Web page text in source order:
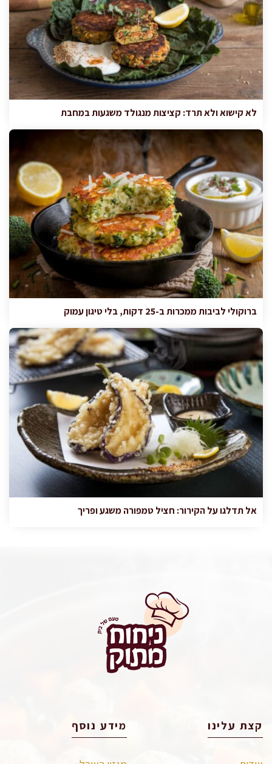
לא קישוא ולא תרד: קציצות מנגולד משגעות במחבת
ברוקולי לביבות ממכרות ב-25 דקות, בלי טיגון עמוק
אל תדלגו על הקירור: חציל טמפורה משגע ופריך
קצת עלינו מידע נוסף